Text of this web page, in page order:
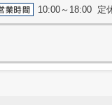
10:00～18:00 定